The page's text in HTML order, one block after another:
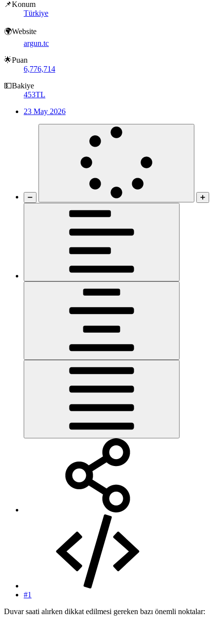
📌Konum
Türkiye
🌍Website
argun.tc
🌟Puan
6,776,714
💵Bakiye
453TL
23 May 2026
➖ ➕
#1
Duvar saati alırken dikkat edilmesi gereken bazı önemli noktalar: